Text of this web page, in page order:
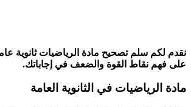
على فهم نقاط القوة والضعف في إجاباتك.
مادة الرياضيات في الثانوية العامة